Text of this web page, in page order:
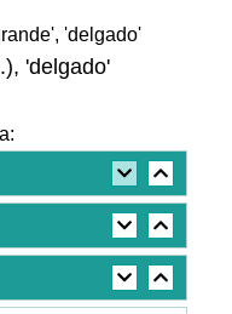
'delgado'
'delgado'